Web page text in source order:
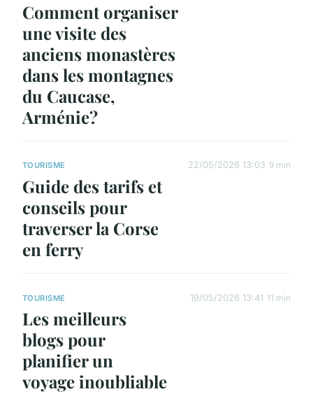
Comment organiser
une visite des
anciens monastères
dans les montagnes
du Caucase,
Arménie?
TOURISME
Guide des tarifs et
conseils pour
traverser la Corse
en ferry
22/05/2026 13:03 9 min
TOURISME
Les meilleurs
blogs pour
planifier un
voyage inoubliable
19/05/2026 13:41 11 min